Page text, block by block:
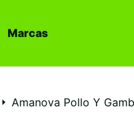
Marcas
Amanova Pollo Y